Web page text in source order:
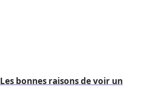
Les bonnes raisons de voir un